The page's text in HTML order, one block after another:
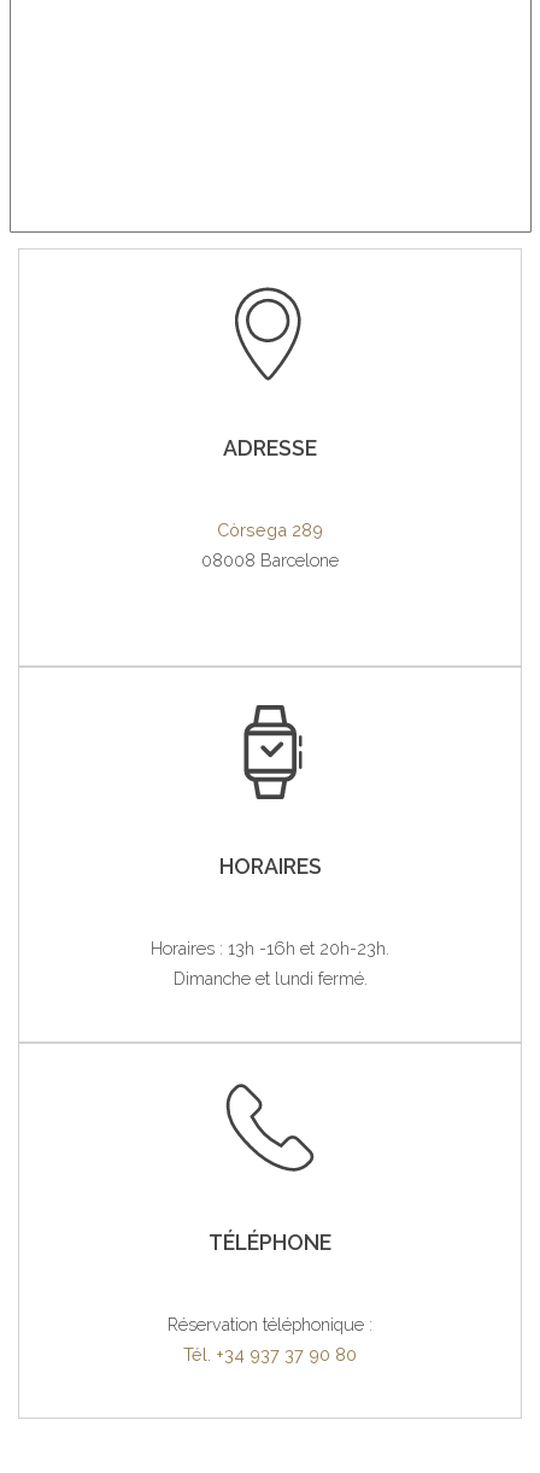
ADRESSE
Còrsega 289
08008 Barcelone
HORAIRES
Horaires : 13h -16h et 20h-23h.
Dimanche et lundi fermé.
TÉLÉPHONE
Réservation téléphonique :
Tél. +34 937 37 90 80